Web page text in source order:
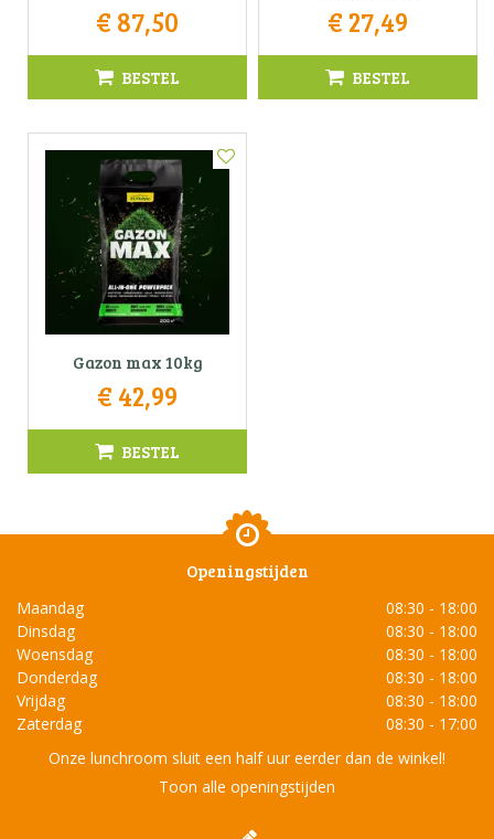
€ 87,50
BESTEL
€ 27,49
BESTEL
Gazon max 10kg
€ 42,99
BESTEL
Openingstijden
Maandag
08:30 - 18:00
Dinsdag
08:30 - 18:00
Woensdag
08:30 - 18:00
Donderdag
08:30 - 18:00
Vrijdag
08:30 - 18:00
Zaterdag
08:30 - 17:00
Onze lunchroom sluit een half uur eerder dan de winkel!
Toon alle openingstijden